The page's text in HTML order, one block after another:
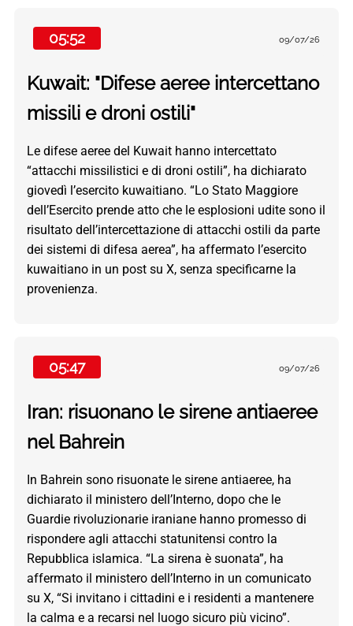
05:52 09/07/26
Kuwait: "Difese aeree intercettano
missili e droni ostili"
Le difese aeree del Kuwait hanno intercettato
“attacchi missilistici e di droni ostili”, ha dichiarato
giovedì l’esercito kuwaitiano. “Lo Stato Maggiore
dell’Esercito prende atto che le esplosioni udite sono il
risultato dell’intercettazione di attacchi ostili da parte
dei sistemi di difesa aerea”, ha affermato l’esercito
kuwaitiano in un post su X, senza specificarne la
provenienza.
05:47 09/07/26
Iran: risuonano le sirene antiaeree
nel Bahrein
In Bahrein sono risuonate le sirene antiaeree, ha
dichiarato il ministero dell’Interno, dopo che le
Guardie rivoluzionarie iraniane hanno promesso di
rispondere agli attacchi statunitensi contro la
Repubblica islamica. “La sirena è suonata”, ha
affermato il ministero dell’Interno in un comunicato
su X, “Si invitano i cittadini e i residenti a mantenere
la calma e a recarsi nel luogo sicuro più vicino”.